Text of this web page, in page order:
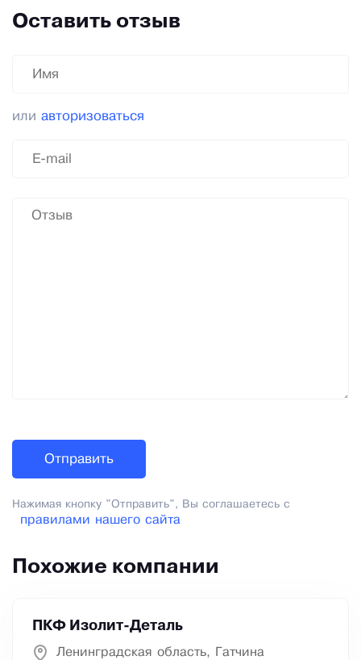
Оставить отзыв
или авторизоваться
Нажимая кнопку "Отправить", Вы соглашаетесь с
правилами нашего сайта
Похожие компании
ПКФ Изолит-Деталь
Ленинградская область, Гатчина